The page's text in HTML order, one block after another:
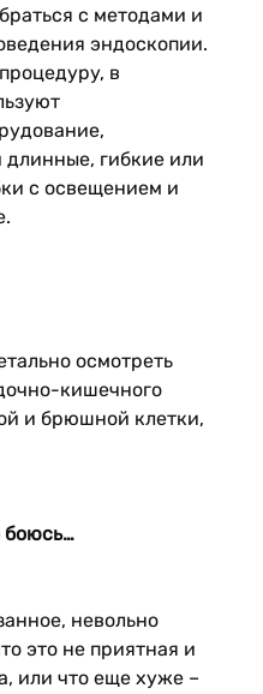
с методами и
эндоскопии.
в
гибкие или
с освещением и
осмотреть
кишечного
и брюшной клетки,
боюсь…
невольно
это не приятная и
или что еще хуже –